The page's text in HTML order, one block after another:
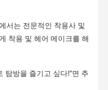
에서는 전문적인 착용사 및
착용 및 헤어 메이크를 해
탐방을 즐기고 싶다!”면 추